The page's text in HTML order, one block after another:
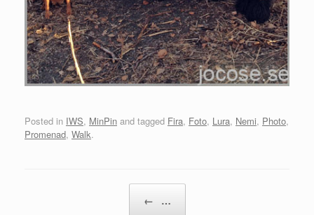
Posted in IWS, MinPin and tagged Fira, Foto, Lura, Nemi, Photo,
Promenad, Walk.
← …